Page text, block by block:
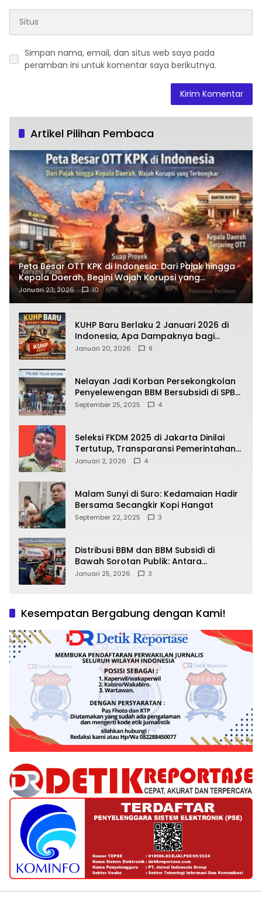
Simpan nama, email, dan situs web saya pada
peramban ini untuk komentar saya berikutnya.
Artikel Pilihan Pembaca
Peta Besar OTT KPK di Indonesia: Dari Pajak hingga
Kepala Daerah, Begini Wajah Korupsi yang
Terbongkar
Januari 23, 2026 10
KUHP Baru Berlaku 2 Januari 2026 di
Indonesia, Apa Dampaknya bagi
Kehidupan Warga? Ini Aturan Kunci
Januari 20, 2026 9
Nelayan Jadi Korban Persekongkolan
Penyelewengan BBM Bersubsidi di SPBU
64.78809 Teluk Batang
September 25, 2025 4
Seleksi FKDM 2025 di Jakarta Dinilai
Tertutup, Transparansi Pemerintahan
Pramono–Rano Dipertanyakan
Januari 2, 2026 4
Malam Sunyi di Suro: Kedamaian Hadir
Bersama Secangkir Kopi Hangat
September 22, 2025 3
Distribusi BBM dan BBM Subsidi di
Bawah Sorotan Publik: Antara
Kepentingan Negara, Hak Konsumen,
Januari 25, 2026 3
Kesempatan Bergabung dengan Kami!